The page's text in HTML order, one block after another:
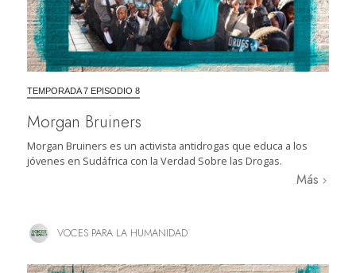
TEMPORADA 7 EPISODIO 8
Morgan Bruiners
Morgan Bruiners es un activista antidrogas que educa a los
jóvenes en Sudáfrica con la Verdad Sobre las Drogas.
Más
VOCES PARA LA HUMANIDAD